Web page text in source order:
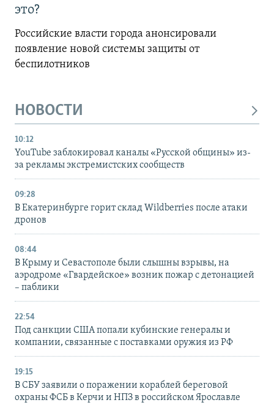
это?
Российские власти города анонсировали
появление новой системы защиты от
беспилотников
НОВОСТИ
10:12
YouTube заблокировал каналы «Русской общины» из-
за рекламы экстремистских сообществ
09:28
В Екатеринбурге горит склад Wildberries после атаки
дронов
08:44
В Крыму и Севастополе были слышны взрывы, на
аэродроме «Гвардейское» возник пожар с детонацией
– паблики
22:54
Под санкции США попали кубинские генералы и
компании, связанные с поставками оружия из РФ
19:15
В СБУ заявили о поражении кораблей береговой
охраны ФСБ в Керчи и НПЗ в российском Ярославле